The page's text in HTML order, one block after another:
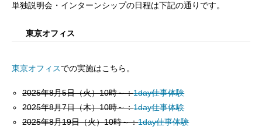
単独説明会・インターンシップの日程は下記の通りです。
東京オフィス
東京オフィスでの実施はこちら。
2025年8月5日（火）10時～：1day仕事体験
2025年8月7日（木）10時～：1day仕事体験
2025年8月19日（火）10時～：1day仕事体験